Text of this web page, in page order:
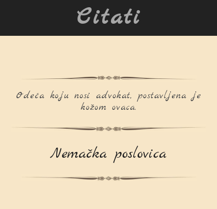
Citati
Odeća koju nosi advokat, postavljena je
kožom ovaca.
Nemačka poslovica